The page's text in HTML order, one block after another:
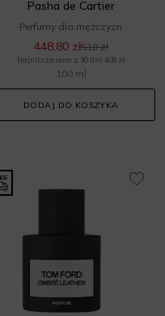
Pasha de Cartier
Perfumy dla mężczyzn
448,80 zł510 zł
Najniższa cena z 30 dni: 408 zł
100 ml
DODAJ DO KOSZYKA